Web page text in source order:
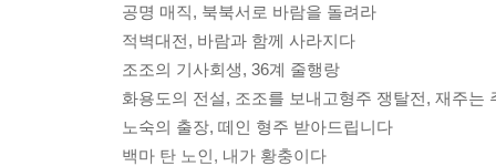
공명 매직, 북북서로 바람을 돌려라
적벽대전, 바람과 함께 사라지다
조조의 기사회생, 36계 줄행랑
화용도의 전설, 조조를 보내고형주 쟁탈전, 재주는
노숙의 출장, 떼인 형주 받아드립니다
백마 탄 노인, 내가 황충이다